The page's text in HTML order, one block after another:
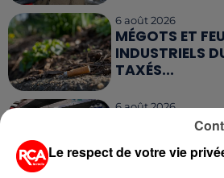
6 août 2026
MÉGOTS ET
INDUSTRIELS
TAXÉS...
6 août 2026
CANICULE :
Le respect de votre vie